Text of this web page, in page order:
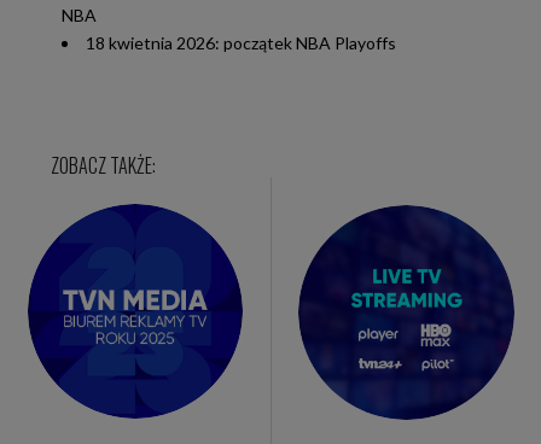
NBA
18 kwietnia 2026: początek NBA Playoffs